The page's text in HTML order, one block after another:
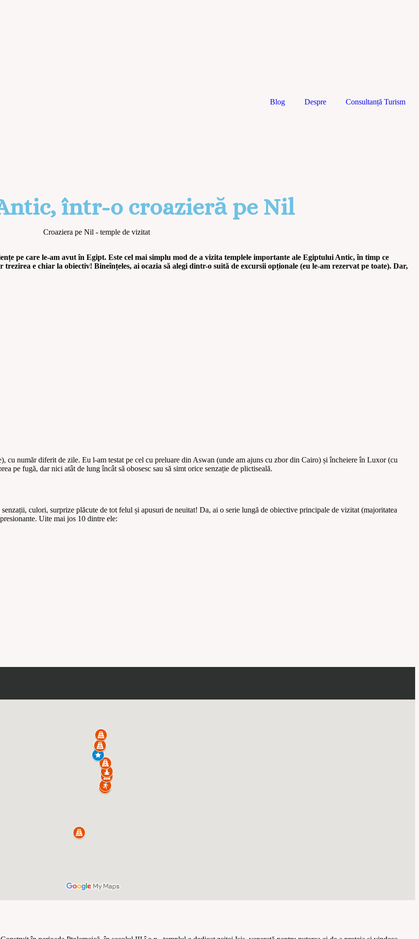
Blog Despre Consultanță Turism
într-o croazieră pe Nil
pe care le-am avut în Egipt. Este cel mai simplu mod de a vizita templele importante ale Egiptului Antic, în timp ce
e chiar la obiectiv! Bineînțeles, ai ocazia să alegi dintr-o suită de excursii opționale (eu le-am rezervat pe toate). Dar,
cu număr diferit de zile. Eu l-am testat pe cel cu preluare din Aswan (unde am ajuns cu zbor din Cairo) și încheiere în Luxor (cu
pe fugă, dar nici atât de lung încât să obosesc sau să simt orice senzație de plictiseală.
culori, surprize plăcute de tot felul și apusuri de neuitat! Da, ai o serie lungă de obiective principale de vizitat (majoritatea
Uite mai jos 10 dintre ele: